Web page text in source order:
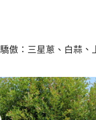
傲：三星蔥 、白蒜 、